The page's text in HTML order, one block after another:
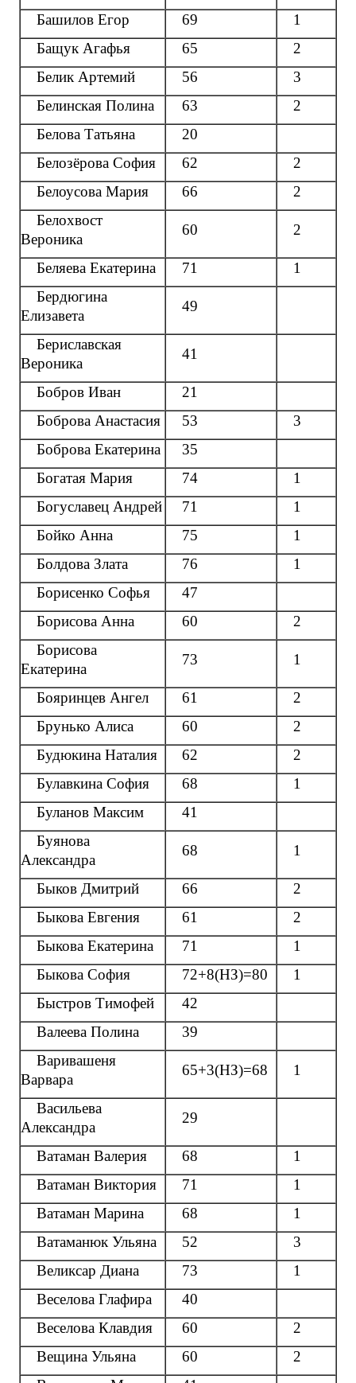
Башилов Егор
69
1
Бащук Агафья
65
2
Белик Артемий
56
3
Белинская Полина
63
2
Белова Татьяна
20
Белозёрова София
62
2
Белоусова Мария
66
2
Белохвост
Вероника
60 2
Беляева Екатерина 71
1
Бердюгина
Елизавета
49
Бериславская
Вероника
41
Бобров Иван
21
Боброва Анастасия
53
3
Боброва Екатерина
35
Богатая Мария
74
1
Богуславец Андрей
71
1
Бойко Анна
75
1
Болдова Злата
76
1
Борисенко Софья
47
Борисова Анна
60
2
Борисова
Екатерина
73 1
Бояринцев Ангел 61
2
Брунько Алиса
60
2
Будюкина Наталия
62
2
Булавкина София
68
1
Буланов Максим
41
Буянова
Александра
68 1
Быков Дмитрий 66
2
Быкова Евгения
61
2
Быкова Екатерина
71
1
Быкова София
72+8(НЗ)=80
1
Быстров Тимофей
42
Валеева Полина
39
Варивашеня
Варвара
65+3(НЗ)=68 1
Васильева
Александра
29
Ватаман Валерия 68
1
Ватаман Виктория
71
1
Ватаман Марина
68
1
Ватаманюк Ульяна
52
3
Великсар Диана
73
1
Веселова Глафира
40
Веселова Клавдия
60
2
Вещина Ульяна
60
2